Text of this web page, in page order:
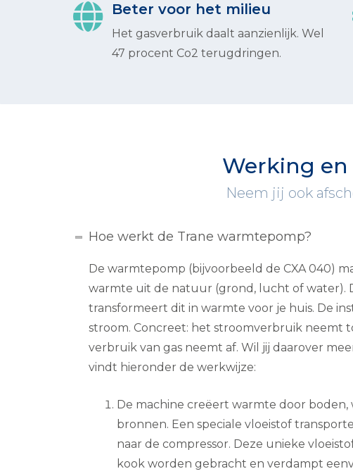
Beter voor het milieu
Het gasverbruik daalt aanzienlijk. Wel
47 procent Co2 terugdringen.
Werking
Neem jij ook
Hoe werkt de Trane warmtepomp?
De warmtepomp (bijvoorbeeld de CXA 040)
warmte uit de natuur (grond, lucht of water).
transformeert dit in warmte voor je huis. De
stroom. Concreet: het stroomverbruik neemt
verbruik van gas neemt af. Wil jij daarover
vindt hieronder de werkwijze:
De machine creëert warmte door
bronnen. Een speciale vloeistof
naar de compressor. Deze unieke
kook worden gebracht en verdampt